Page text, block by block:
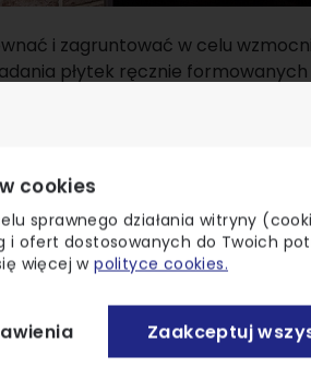
i zagruntować w celu
płytek ręcznie
na ścianę i na płytkę za
cookies
sprawnego działania witryny
i ofert dostosowanych do Twoich
więcej wpolityce cookies.
Zaakceptuj